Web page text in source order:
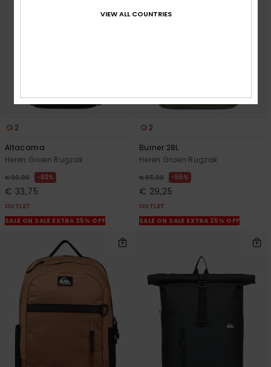
2
Altacama
Heren Groen Rugzak
€ 90,00 63%
€ 33,75
OUTLET
SALE ON SALE EXTRA 25% OFF
2
Burner 28L
Heren Groen Rugzak
€ 65,00 55%
€ 29,25
OUTLET
SALE ON SALE EXTRA 25% OFF
VIEW ALL COUNTRIES